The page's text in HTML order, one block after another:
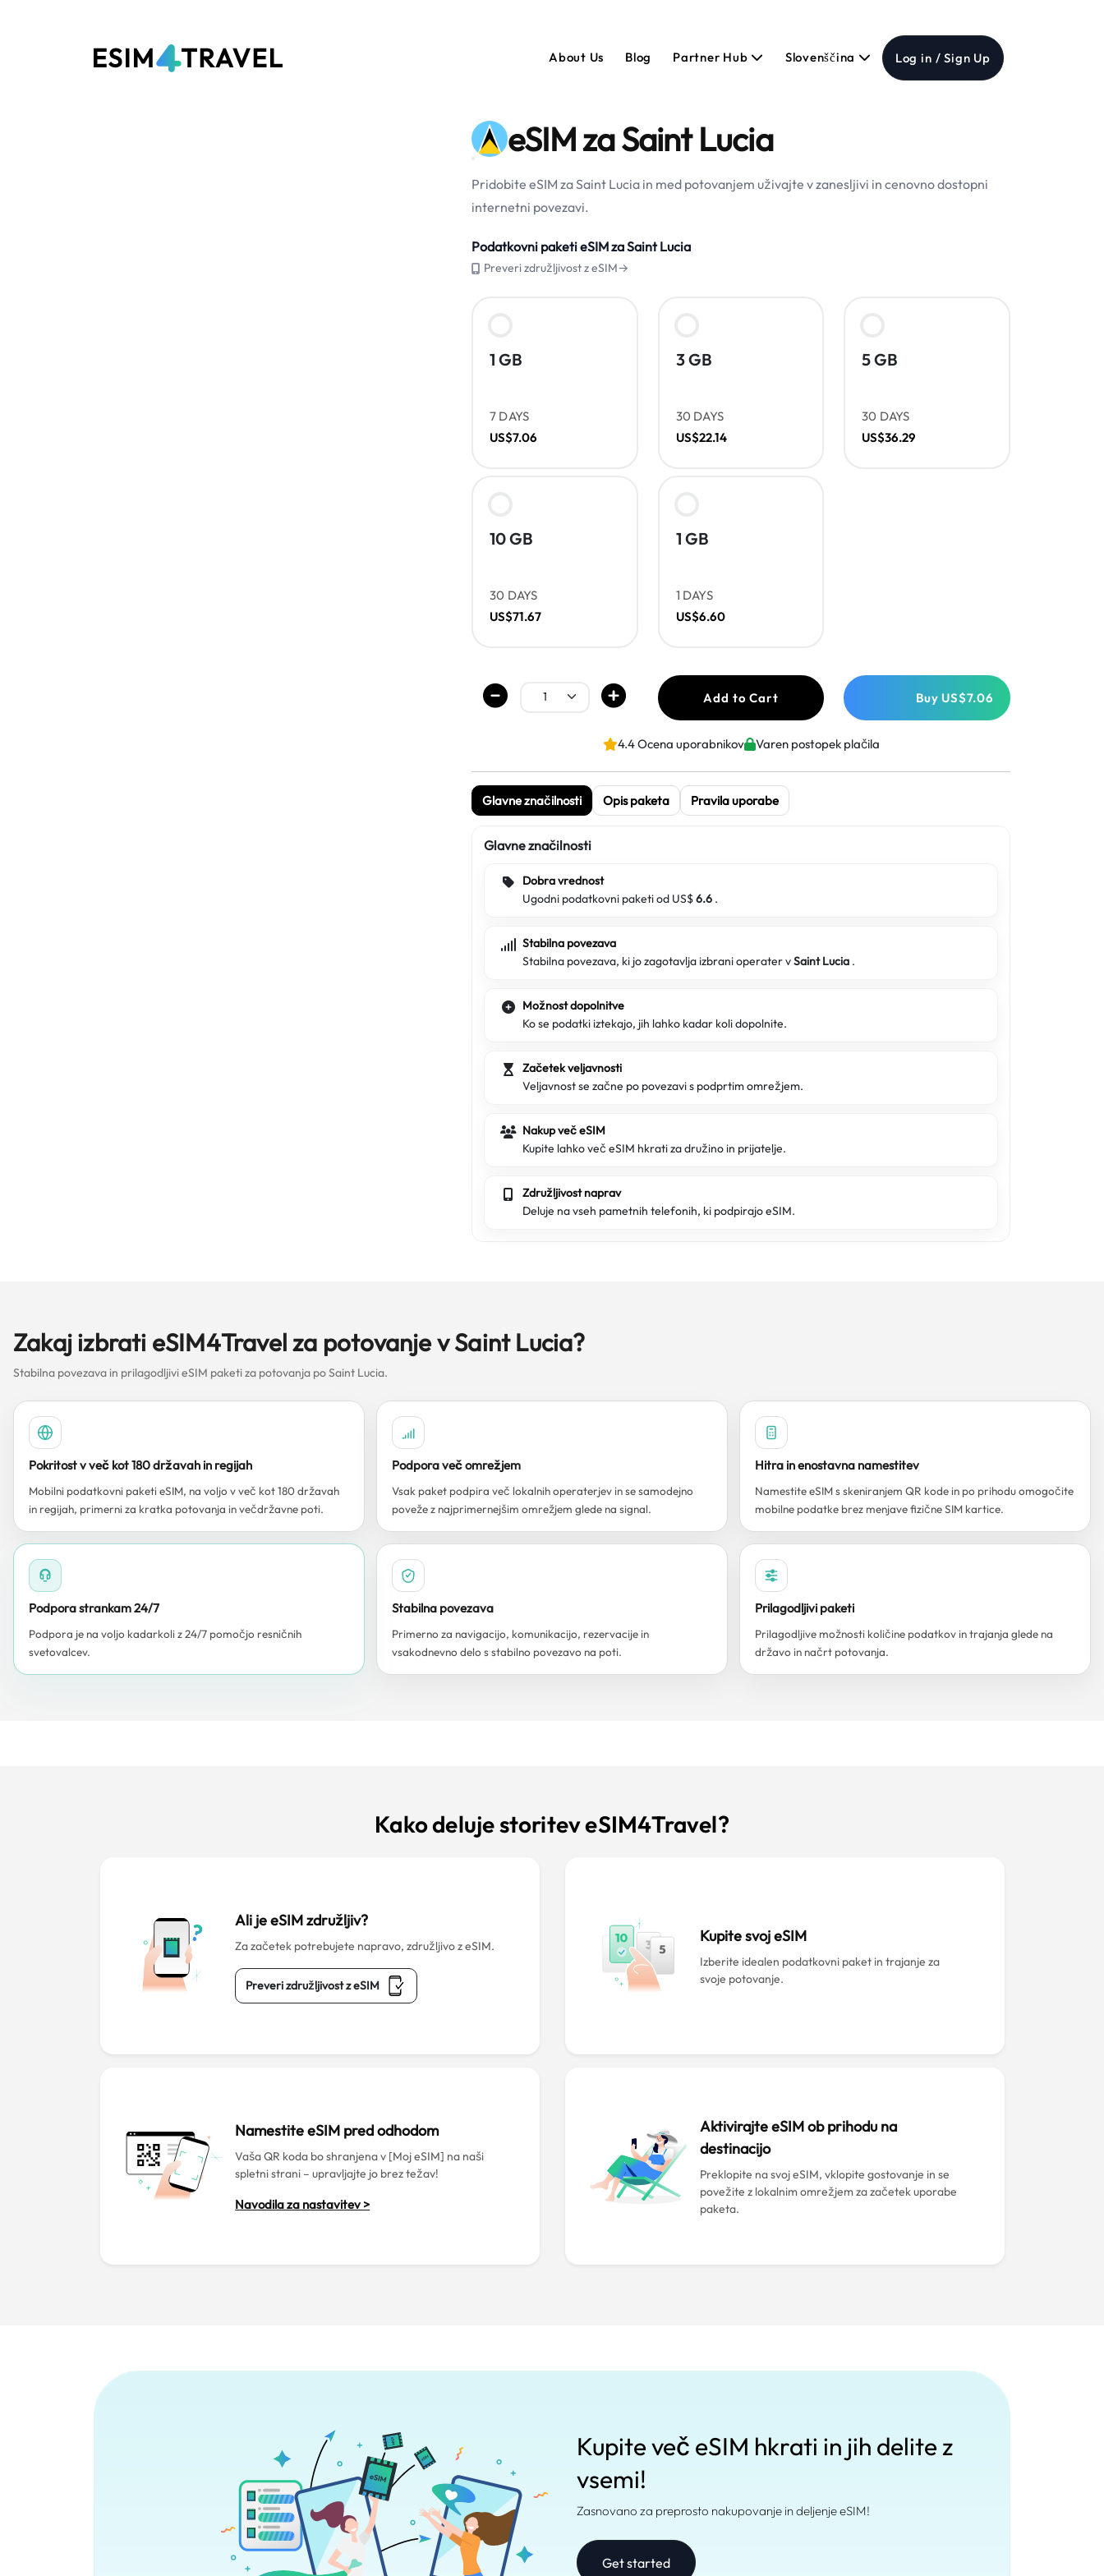
About Us Blog Partner Hub Slovenščina Log in / Sign Up
eSIM za Saint Lucia
Pridobite eSIM za Saint Lucia in med potovanjem uživajte v zanesljivi in cenovno dostopni
internetni povezavi.
Podatkovni paketi eSIM za Saint Lucia
Preveri združljivost z eSIM→
1 GB
7 DAYS
US$7.06
3 GB
30 DAYS
US$22.14
5 GB
30 DAYS
US$36.29
10 GB
30 DAYS
US$71.67
1 GB
1 DAYS
US$6.60
Add to Cart Buy US$7.06
4.4 Ocena uporabnikov Varen postopek plačila
Glavne značilnosti Opis paketa Pravila uporabe
Glavne značilnosti
Dobra vrednost
Ugodni podatkovni paketi od US$6.6 .
Stabilna povezava
Stabilna povezava, ki jo zagotavlja izbrani operater vSaint Lucia .
Možnost dopolnitve
Ko se podatki iztekajo, jih lahko kadar koli dopolnite.
Začetek veljavnosti
Veljavnost se začne po povezavi s podprtim omrežjem.
Nakup več eSIM
Kupite lahko več eSIM hkrati za družino in prijatelje.
Združljivost naprav
Deluje na vseh pametnih telefonih, ki podpirajo eSIM.
Zakaj izbrati eSIM4Travel za potovanje v Saint Lucia?
Stabilna povezava in prilagodljivi eSIM paketi za potovanja po Saint Lucia.
Pokritost v več kot 180 državah in regijah
Mobilni podatkovni paketi eSIM, na voljo v več kot 180 državah
in regijah, primerni za kratka potovanja in večdržavne poti.
Podpora več omrežjem
Vsak paket podpira več lokalnih operaterjev in se samodejno
poveže z najprimernejšim omrežjem glede na signal.
Hitra in enostavna namestitev
Namestite eSIM s skeniranjem QR kode in po prihodu omogočite
mobilne podatke brez menjave fizične SIM kartice.
Podpora strankam 24/7
Podpora je na voljo kadarkoli z 24/7 pomočjo resničnih
svetovalcev.
Stabilna povezava
Primerno za navigacijo, komunikacijo, rezervacije in
vsakodnevno delo s stabilno povezavo na poti.
Prilagodljivi paketi
Prilagodljive možnosti količine podatkov in trajanja glede na
državo in načrt potovanja.
Kako deluje storitev eSIM4Travel?
Ali je eSIM združljiv?
Za začetek potrebujete napravo, združljivo z eSIM.
Preveri združljivost z eSIM
Kupite svoj eSIM
Izberite idealen podatkovni paket in trajanje za
svoje potovanje.
Namestite eSIM pred odhodom
Vaša QR koda bo shranjena v [Moj eSIM] na naši
spletni strani – upravljajte jo brez težav!
Navodila za nastavitev >
Aktivirajte eSIM ob prihodu na
destinacijo
Preklopite na svoj eSIM, vklopite gostovanje in se
povežite z lokalnim omrežjem za začetek uporabe
paketa.
Kupite več eSIM hkrati in jih delite z
vsemi!
Zasnovano za preprosto nakupovanje in deljenje eSIM!
Get started